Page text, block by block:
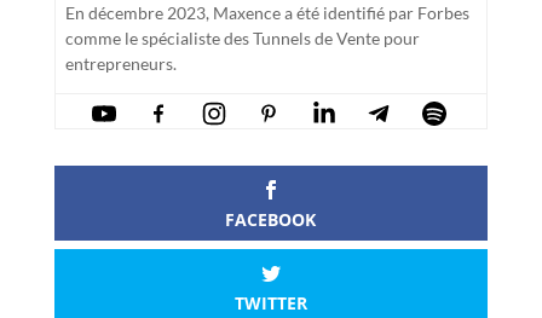
En décembre 2023, Maxence a été identifié par Forbes
comme le spécialiste des Tunnels de Vente pour
entrepreneurs.
FACEBOOK
TWITTER